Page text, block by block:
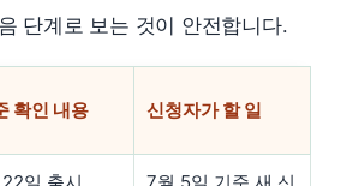
단계로 보는 것이 안전합니다.
확인 내용 신청자가 할 일